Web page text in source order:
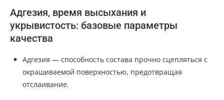
Адгезия, время высыхания и
укрывистость: базовые параметры
качества
Адгезия — способность состава прочно сцепляться с
окрашиваемой поверхностью, предотвращая
отслаивание.